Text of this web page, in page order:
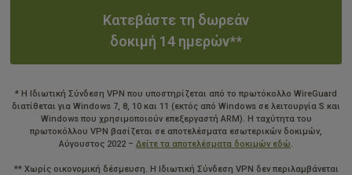
Κατεβάστε τη δωρεάν
δοκιμή 14 ημερών**
* Η Ιδιωτική Σύνδεση VPN που υποστηρίζεται από το πρωτόκολλο WireGuard
διατίθεται για Windows 7, 8, 10 και 11 (εκτός από Windows σε λειτουργία S και
Windows που χρησιμοποιούν επεξεργαστή ARM). Η ταχύτητα του
πρωτοκόλλου VPN βασίζεται σε αποτελέσματα εσωτερικών δοκιμών,
Αύγουστος 2022 – Δείτε τα αποτελέσματα δοκιμών εδώ.
** Χωρίς οικονομική δέσμευση. Η Ιδιωτική Σύνδεση VPN δεν περιλαμβάνεται